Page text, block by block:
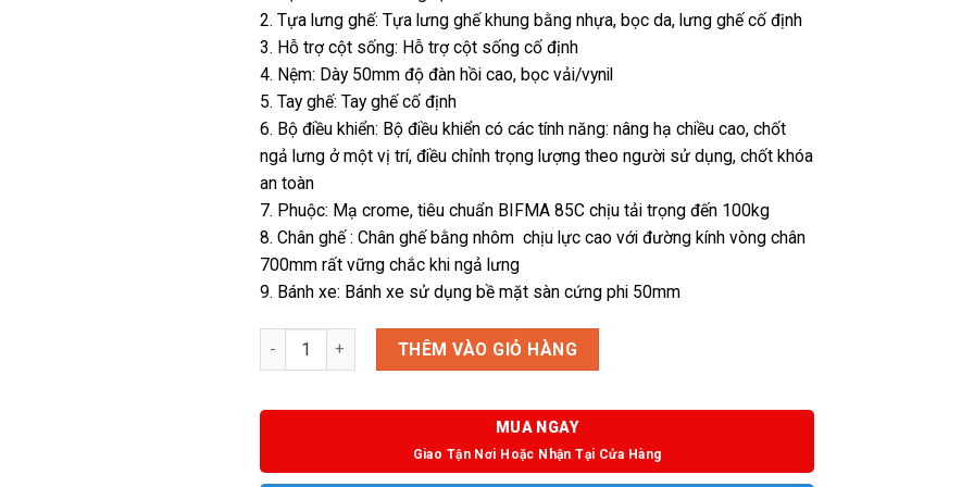
2. Tựa lưng ghế: Tựa lưng ghế khung bằng nhựa, bọc da, lưng ghế cố định
3. Hỗ trợ cột sống: Hỗ trợ cột sống cố định
4. Nệm: Dày 50mm độ đàn hồi cao, bọc vải/vynil
5. Tay ghế: Tay ghế cố định
6. Bộ điều khiển: Bộ điều khiển có các tính năng: nâng hạ chiều cao, chốt
ngả lưng ở một vị trí, điều chỉnh trọng lượng theo người sử dụng, chốt khóa
an toàn
7. Phuộc: Mạ crome, tiêu chuẩn BIFMA 85C chịu tải trọng đến 100kg
8. Chân ghế : Chân ghế bằng nhôm chịu lực cao với đường kính vòng chân
700mm rất vững chắc khi ngả lưng
9. Bánh xe: Bánh xe sử dụng bề mặt sàn cứng phi 50mm
Ghế M1069 - 01 số lượng
THÊM VÀO GIỎ HÀNG
MUA NGAY
Giao Tận Nơi Hoặc Nhận Tại Cửa Hàng